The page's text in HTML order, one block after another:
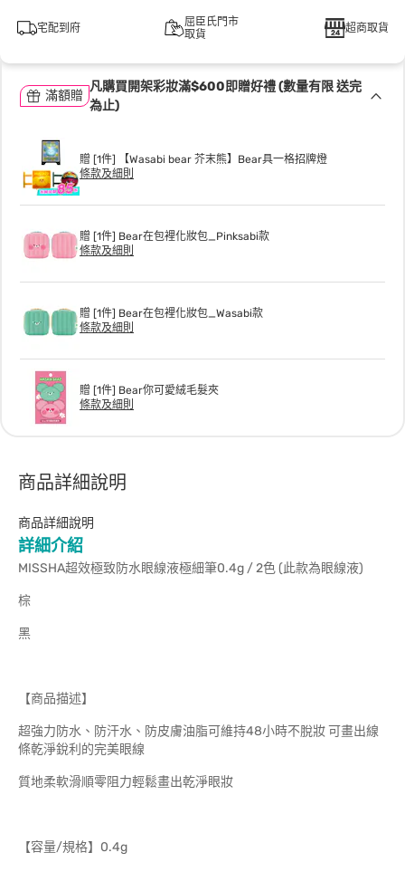
宅配到府
屈臣氏門市
取貨
超商取貨
滿額贈
凡購買開架彩妝滿$600即贈好禮 (數量有限 送完
為止)
贈 [1件] 【Wasabi bear 芥末熊】Bear具一格招牌燈
條款及細則
贈 [1件] Bear在包裡化妝包_Pinksabi款
條款及細則
贈 [1件] Bear在包裡化妝包_Wasabi款
條款及細則
贈 [1件] Bear你可愛絨毛髮夾
條款及細則
商品詳細說明
商品詳細說明
詳細介紹
MISSHA超效極致防水眼線液極細筆0.4g / 2色 (此款為眼線液)
棕
黑
【商品描述】
超強力防水、防汗水、防皮膚油脂可維持48小時不脫妝 可畫出線
條乾淨銳利的完美眼線
質地柔軟滑順零阻力輕鬆畫出乾淨眼妝
【容量/規格】0.4g